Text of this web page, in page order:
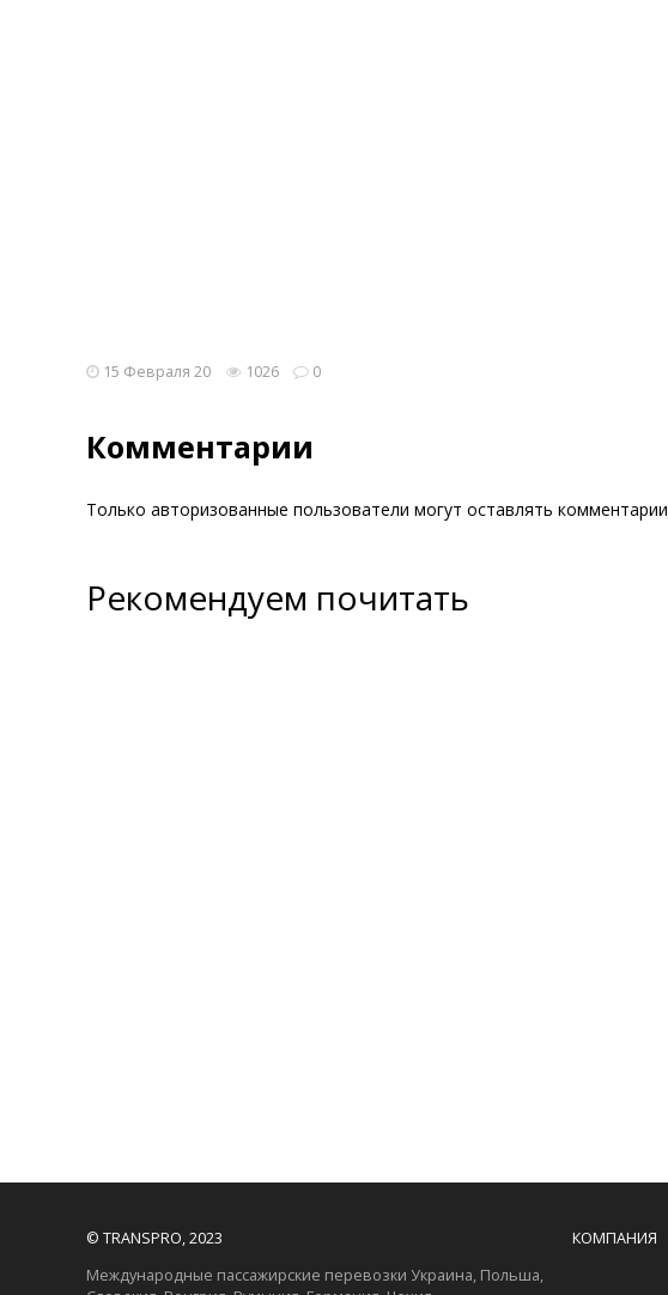
15 Февраля 20 1026 0
Комментарии
Только авторизованные пользователи могут оставлять комментарии
Рекомендуем почитать
© TRANSPRO, 2023
Международные пассажирские перевозки Украина, Польша,
КОМПАНИЯ